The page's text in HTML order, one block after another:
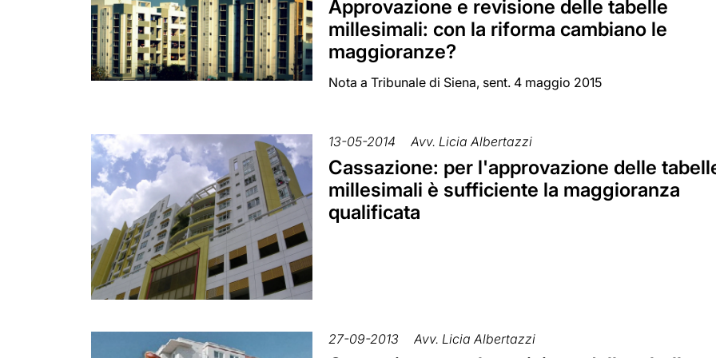
Approvazione e revisione delle tabelle
millesimali: con la riforma cambiano le
maggioranze?
Nota a Tribunale di Siena, sent. 4 maggio 2015
13-05-2014 Avv. Licia Albertazzi
Cassazione: per l'approvazione delle
millesimali è sufficiente la maggioranza
qualificata
27-09-2013 Avv. Licia Albertazzi